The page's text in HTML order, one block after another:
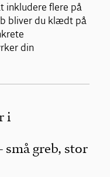
inkludere flere på
bliver du klædt på
din
i
små greb, stor